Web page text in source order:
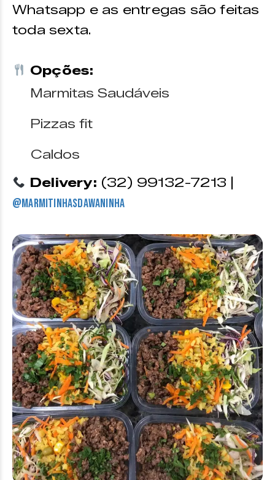
Whatsapp e as entregas são feitas
toda sexta.
Opções:
Marmitas Saudáveis
Pizzas fit
Caldos
Delivery: (32) 99132-7213 |
@marmitinhasdawaninha